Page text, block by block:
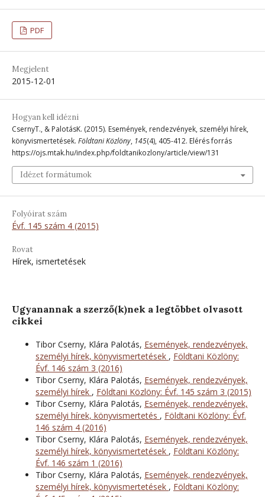
PDF
Megjelent
2015-12-01
Hogyan kell idézni
CsernyT., & PalotásK. (2015). Események, rendezvények, személyi hírek,
könyvismertetések. Földtani Közlöny, 145(4), 405-412. Elérés forrás
https://ojs.mtak.hu/index.php/foldtanikozlony/article/view/131
Idézet formátumok
Folyóirat szám
Évf. 145 szám 4 (2015)
Rovat
Hírek, ismertetések
Ugyanannak a szerző(k)nek a legtöbbet olvasott
cikkei
Tibor Cserny, Klára Palotás, Események, rendezvények,
személyi hírek, könyvismertetések , Földtani Közlöny:
Évf. 146 szám 3 (2016)
Tibor Cserny, Klára Palotás, Események, rendezvények,
személyi hírek , Földtani Közlöny: Évf. 145 szám 3 (2015)
Tibor Cserny, Klára Palotás, Események, rendezvények,
személyi hírek, könyvismertetés , Földtani Közlöny: Évf.
146 szám 4 (2016)
Tibor Cserny, Klára Palotás, Események, rendezvények,
személyi hírek, könyvismertetések , Földtani Közlöny:
Évf. 146 szám 1 (2016)
Tibor Cserny, Klára Palotás, Események, rendezvények,
személyi hírek, könyvismertetések , Földtani Közlöny: